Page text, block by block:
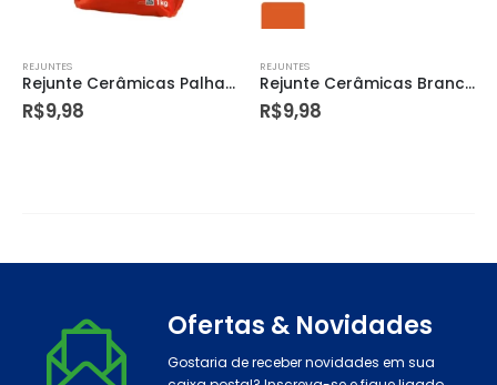
REJUNTES
Rejunte Cerâmicas Palha 15kg (15 X 1kg) – Quartzolit
R$9,98
REJUNTES
Rejunte Cerâmicas Branco 15kg (15 X 1kg) – Quartzolit
R$9,98
Ofertas & Novidades
Gostaria de receber novidades em sua